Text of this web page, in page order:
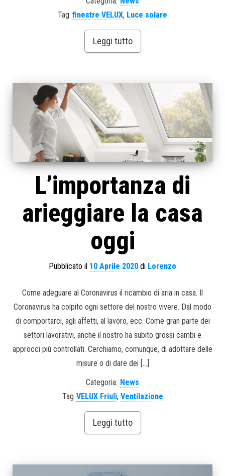
Tag finestre VELUX, Luce solare
Leggi tutto
L’importanza di
arieggiare la casa
oggi
Pubblicato il 10 Aprile 2020 di Lorenzo
Come adeguare al Coronavirus il ricambio di aria in casa. Il
Coronavirus ha colpito ogni settore del nostro vivere. Dal modo
di comportarci, agli affetti, al lavoro, ecc. Come gran parte dei
settori lavorativi, anche il nostro ha subito grossi cambi e
approcci più controllati. Cerchiamo, comunque, di adottare delle
misure o di dare dei […]
Categoria: News
Tag VELUX Friuli, Ventilazione
Leggi tutto